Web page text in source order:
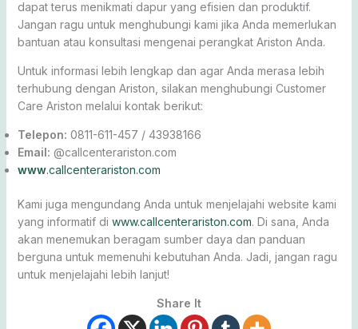
dapat terus menikmati dapur yang efisien dan produktif.
Jangan ragu untuk menghubungi kami jika Anda memerlukan
bantuan atau konsultasi mengenai perangkat Ariston Anda.
Untuk informasi lebih lengkap dan agar Anda merasa lebih
terhubung dengan Ariston, silakan menghubungi Customer
Care Ariston melalui kontak berikut:
Telepon: 0811-611-457 / 43938166
Email: @callcenterariston.com
www.callcenterariston.com
Kami juga mengundang Anda untuk menjelajahi website kami
yang informatif di www.callcenterariston.com. Di sana, Anda
akan menemukan beragam sumber daya dan panduan
berguna untuk memenuhi kebutuhan Anda. Jadi, jangan ragu
untuk menjelajahi lebih lanjut!
Share It